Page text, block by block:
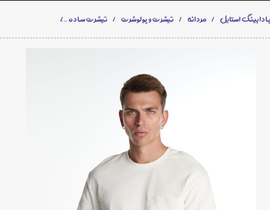
بادابینگ استایل مردانه تیشرت و پولوشرت تیشرت ساده